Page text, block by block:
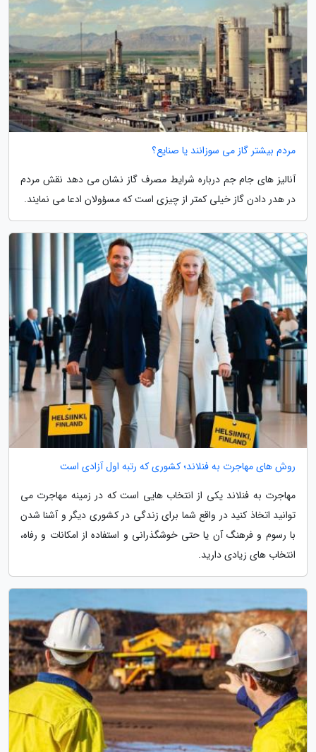
مردم بیشتر گاز می سوزانند یا صنایع؟
آنالیز های جام جم درباره شرایط مصرف گاز نشان می دهد نقش مردم
در هدر دادن گاز خیلی کمتر از چیزی است که مسؤولان ادعا می نمایند.
روش های مهاجرت به فنلاند؛ کشوری که رتبه اول آزادی است
مهاجرت به فنلاند یکی از انتخاب هایی است که در زمینه مهاجرت می
توانید اتخاذ کنید در واقع شما برای زندگی در کشوری دیگر و آشنا شدن
با رسوم و فرهنگ آن یا حتی خوشگذرانی و استفاده از امکانات و رفاه،
انتخاب های زیادی دارید.